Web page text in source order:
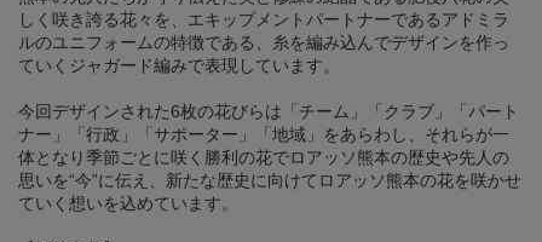
しく咲き誇る花々を、エキップメントパートナーであるアドミラ
ルのユニフォームの特徴である、糸を編み込んでデザインを作っ
ていくジャガード編みで表現しています。
今回デザインされた6枚の花びらは「チーム」「クラブ」「パート
ナー」「行政」「サポーター」「地域」をあらわし、それらが一
体となり季節ごとに咲く勝利の花でロアッソ熊本の歴史や先人の
思いを“今”に伝え、新たな歴史に向けてロアッソ熊本の花を咲かせ
ていく想いを込めています。